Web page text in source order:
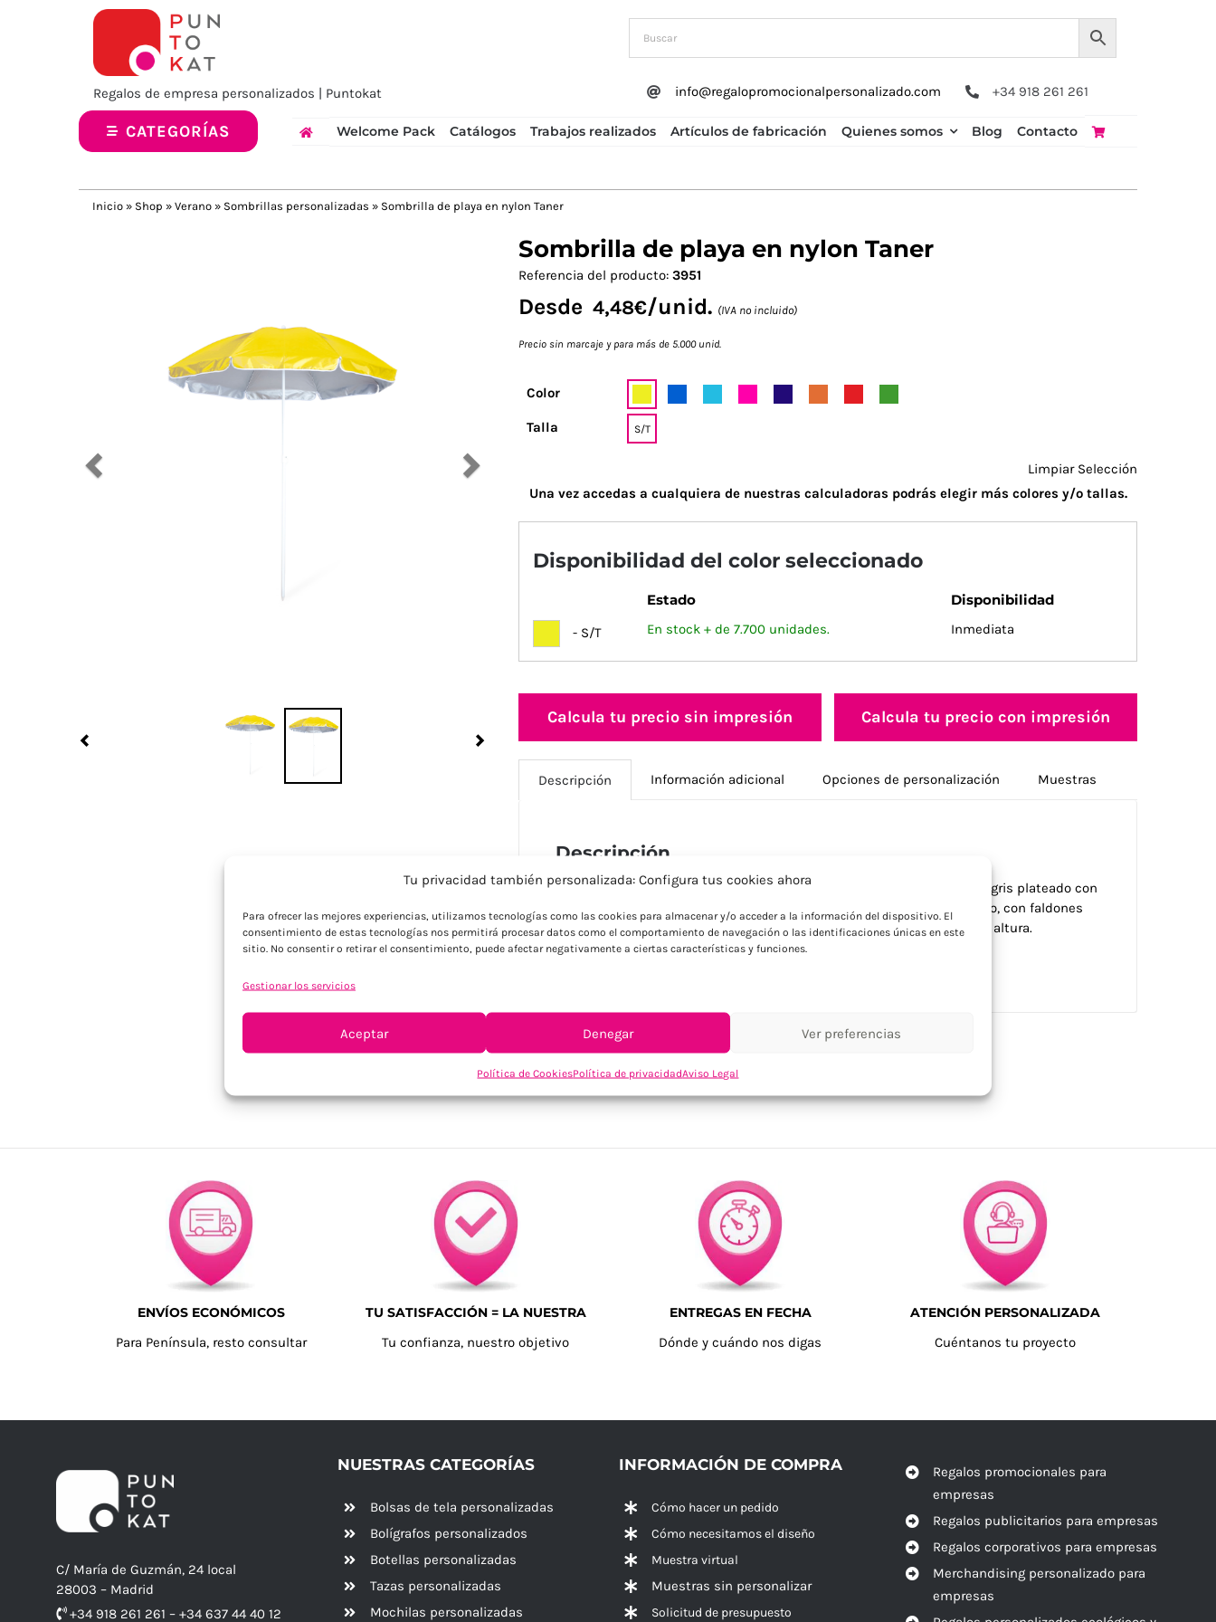
Tu privacidad también personalizada: Configura tus cookies ahora
Para ofrecer las mejores experiencias, utilizamos tecnologías como las cookies para almacenar y/o acceder a la información del dispositivo. El
consentimiento de estas tecnologías nos permitirá procesar datos como el comportamiento de navegación o las identificaciones únicas en este
sitio. No consentir o retirar el consentimiento, puede afectar negativamente a ciertas características y funciones.
Gestionar los servicios
Aceptar Denegar Ver preferencias
Política de CookiesPolítica de privacidadAviso Legal
Regalos de empresa personalizados | Puntokat info@regalopromocionalpersonalizado.com +34 918 261 261
CATEGORÍAS Welcome Pack Catálogos Trabajos realizados Artículos de fabricación Quienes somos Blog Contacto
Inicio » Shop » Verano » Sombrillas personalizadas » Sombrilla de playa en nylon Taner
Sombrilla de playa en nylon Taner
Referencia del producto: 3951
Desde 4,48€/unid. (IVA no incluido)
Precio sin marcaje y para más de 5.000 unid.
Color
Talla S/T
Limpiar Selección
Una vez accedas a cualquiera de nuestras calculadoras podrás elegir más colores y/o tallas.
Disponibilidad del color seleccionado
Estado Disponibilidad
- S/T En stock + de 7.700 unidades. Inmediata
Calcula tu precio sin impresión Calcula tu precio con impresión
Descripción Información adicional Opciones de personalización Muestras
Descripción
Sombrilla de playa de 8 paneles de resistente nylon e interior en color gris plateado con
protección UV. En variada gama de vivos colores, de 150cm de diámetro, con faldones
laterales ribeteados, tubos metalizados en color blanco y ajustable en altura.
Presentada en funda de nylon con cinta de transporte para hombro.
Categorías:Sombrillas personalizadas
ENVÍOS ECONÓMICOS
Para Península, resto consultar
TU SATISFACCIÓN = LA NUESTRA
Tu confianza, nuestro objetivo
ENTREGAS EN FECHA
Dónde y cuándo nos digas
ATENCIÓN PERSONALIZADA
Cuéntanos tu proyecto
C/ María de Guzmán, 24 local
28003 – Madrid
+34 918 261 261 – +34 637 44 40 12
NUESTRAS CATEGORÍAS
Bolsas de tela personalizadas
Bolígrafos personalizados
Botellas personalizadas
Tazas personalizadas
Mochilas personalizadas
INFORMACIÓN DE COMPRA
Cómo hacer un pedido
Cómo necesitamos el diseño
Muestra virtual
Muestras sin personalizar
Solicitud de presupuesto
Regalos promocionales para
empresas
Regalos publicitarios para empresas
Regalos corporativos para empresas
Merchandising personalizado para
empresas